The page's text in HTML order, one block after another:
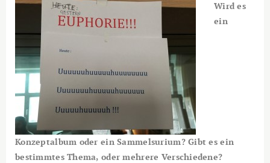
Wird es
ein
Konzeptalbum oder ein Sammelsurium? Gibt es ein
bestimmtes Thema, oder mehrere Verschiedene?